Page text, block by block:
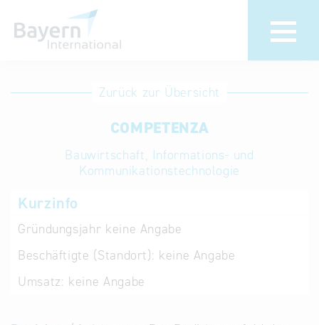
Anmeldung
Unternehmen
Institution
Eintrag
löschen
Aktualisieren
Sie Ihren
„Key to
Datenbank
Zurück zur Übersicht
COMPETENZA
Bauwirtschaft, Informations- und
Kommunikationstechnologie
Kurzinfo
Gründungsjahr keine Angabe
Beschäftigte (Standort): keine Angabe
Umsatz: keine Angabe